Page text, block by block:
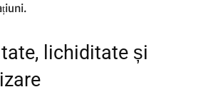
lichiditate și